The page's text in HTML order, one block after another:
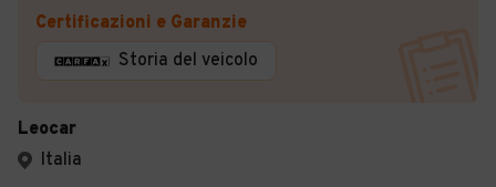
Certificazioni e Garanzie
Storia del veicolo
Leocar
Italia